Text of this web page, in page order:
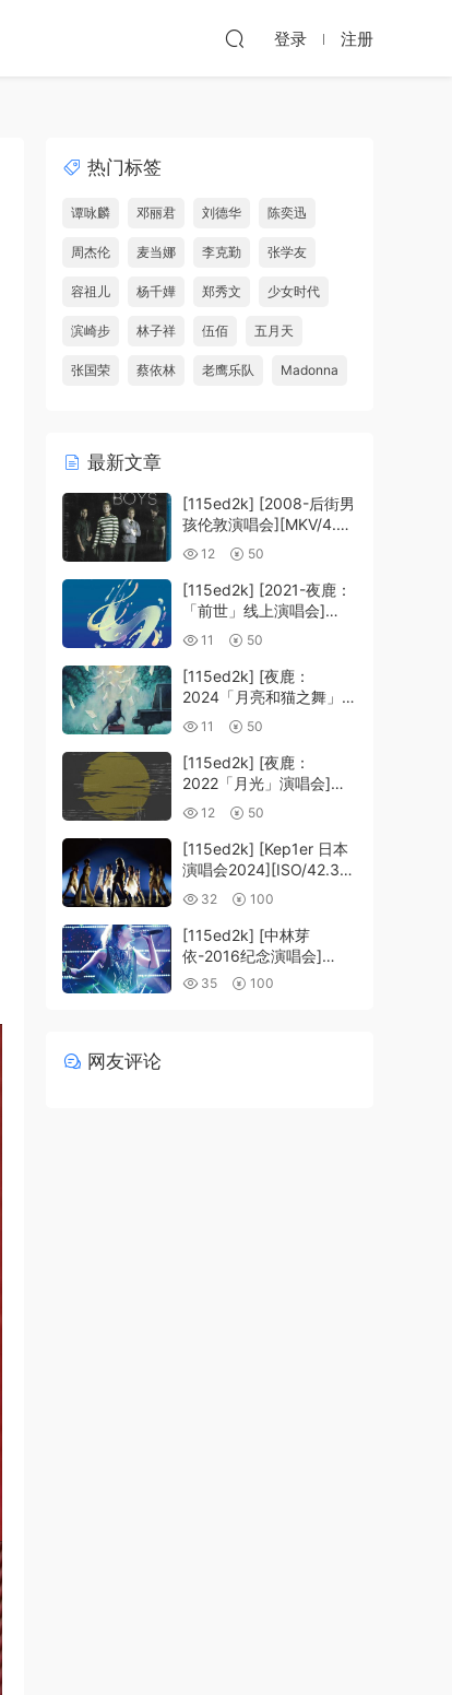
登录 注册
热门标签
谭咏麟 邓丽君 刘德华 陈奕迅
周杰伦 麦当娜 李克勤 张学友
容祖儿 杨千嬅 郑秀文 少女时代
滨崎步 林子祥 伍佰 五月天
张国荣 蔡依林 老鹰乐队 Madonna
最新文章
[115ed2k] [2008-后街男
孩伦敦演唱会][MKV/4.39
GiB][1080P]
12 50
[115ed2k] [2021-夜鹿：
「前世」线上演唱会]
[MKV/12.83 GiB]
[1080p.BluRay.FLAC2.0
.x264]
11 50
[115ed2k] [夜鹿：
2024「月亮和猫之舞」演
唱会][MKV/22.20 GiB]
[1080p.BluRay.FLAC2.0
.x264]
11 50
[115ed2k] [夜鹿：
2022「月光」演唱会]
[MKV/14.65 GiB]
[1080p.BluRay.FLAC2.0
.x264]
12 50
[115ed2k] [Kep1er 日本
演唱会2024][ISO/42.36
GiB]32 100
[115ed2k] [中林芽
依-2016纪念演唱会]
[ISO/39.58 GiB]
35 100
网友评论